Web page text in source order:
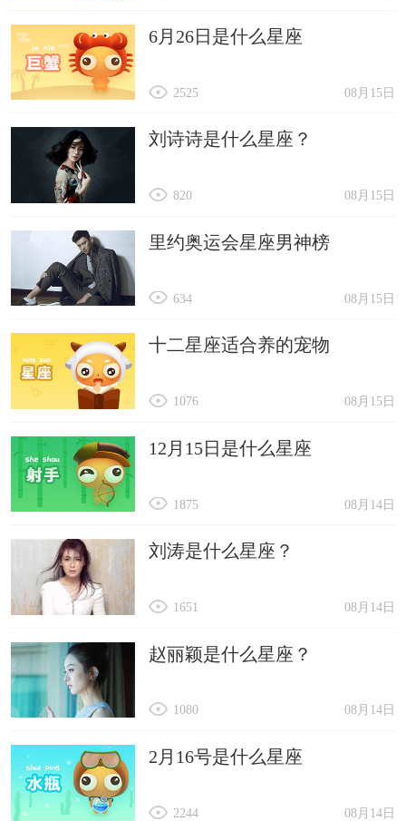
6月26日是什么星座
08月15日
2525
刘诗诗是什么星座？
08月15日
820
里约奥运会星座男神榜
08月15日
634
十二星座适合养的宠物
08月15日
1076
12月15日是什么星座
08月14日
1875
刘涛是什么星座？
08月14日
1651
赵丽颖是什么星座？
08月14日
1080
2月16号是什么星座
08月14日
2244